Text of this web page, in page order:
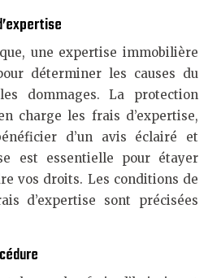
une expertise immobilière
déterminer les causes du
dommages. La protection
charge les frais d’expertise,
d’un avis éclairé et
est essentielle pour étayer
vos droits. Les conditions de
d’expertise sont précisées